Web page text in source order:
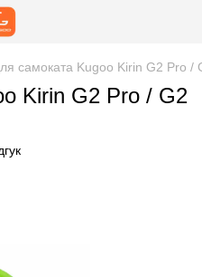
самоката Kugoo Kirin G2 Pro /
Kirin G2 Pro / G2